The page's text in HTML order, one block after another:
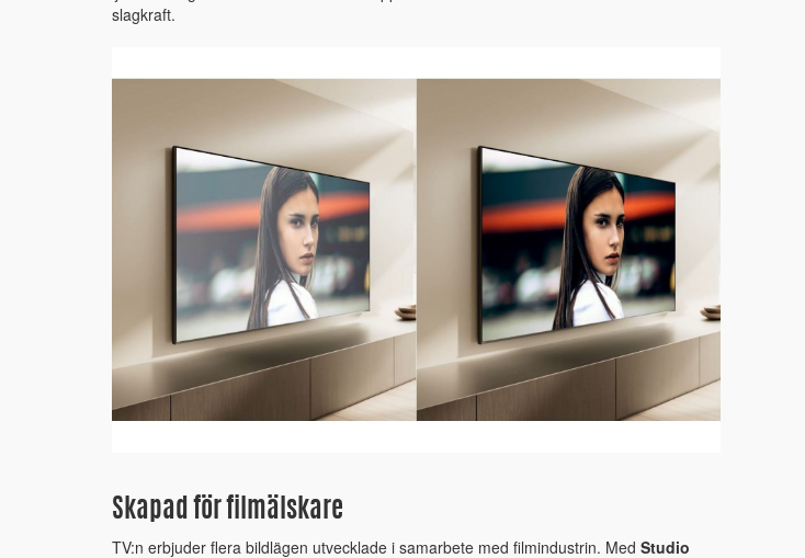
slagkraft.
Skapad för filmälskare
TV:n erbjuder flera bildlägen utvecklade i samarbete med filmindustrin. Med Studio